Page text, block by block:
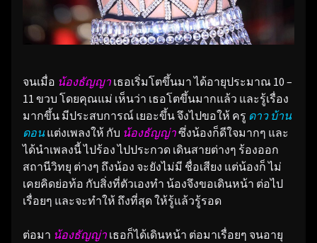
จนเมื่อ น้องธัญญา เธอเริ่มโตขึ้นมา ได้อายุประมาณ 10 –
11 ขวบ โดยคุณแม่ เห็นว่า เธอโตขึ้นมากแล้ว และรู้เรื่อง
มากขึ้น มีประสบการณ์ เยอะขึ้น จึงไปขอให้ ครู ดาว บ้าน
ดอน แต่งเพลงให้ กับ น้องธัญญ่าซึ่งน้องก็ดีใจมากๆ และ
ได้นำเพลงนี้ ไปร้อง ไปประกวด เดินสายต่างๆ ร้องออก
สถานีวิทยุ ต่างๆ ถึงน้อง จะยังไม่มี ชื่อเสียง แต่น้องก็ ไม่
เคยคิดย่อท้อ กับสิ่งที่ตัวเองทำ น้องจึงขอเดินหน้า ต่อไป
เรื่อยๆ และจะทำให้ ถึงที่สุด ให้รู้แล้วรู้รอด
ต่อมา น้องธัญญ่า เธอก็ได้เดินหน้า ต่อมาเรื่อยๆ จนอายุ